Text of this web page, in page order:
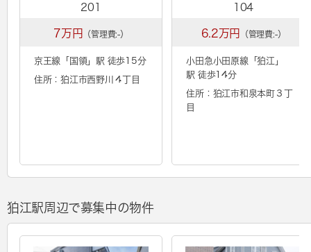
201
7万円 （管理費:-）
京王線「 国領 」駅 徒歩15分
住所：狛江市西野川４丁目
104
6.2万円 （管理費:-）
小田急小田原線「狛江
」
駅 徒歩14分
住所：狛江市和泉本町３丁
目
狛江駅周辺で募集中の物件